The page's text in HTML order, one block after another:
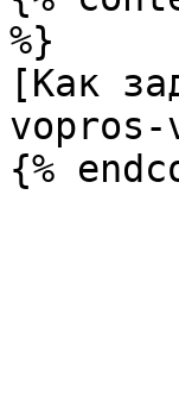
%}
[Как
vopros-